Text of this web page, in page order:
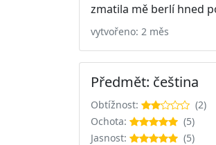
zmatila mě berlí hned
vytvořeno: 2 měs
Předmět: čeština
Obtížnost:
(2)
Ochota:
(5)
Jasnost:
(5)